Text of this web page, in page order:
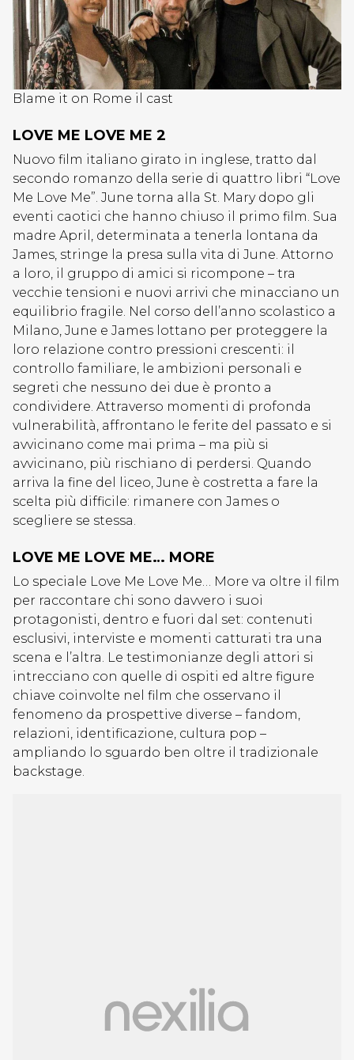
Blame it on Rome il cast
LOVE ME LOVE ME 2
Nuovo film italiano girato in inglese, tratto dal
secondo romanzo della serie di quattro libri “Love
Me Love Me”. June torna alla St. Mary dopo gli
eventi caotici che hanno chiuso il primo film. Sua
madre April, determinata a tenerla lontana da
James, stringe la presa sulla vita di June. Attorno
a loro, il gruppo di amici si ricompone – tra
vecchie tensioni e nuovi arrivi che minacciano un
equilibrio fragile. Nel corso dell’anno scolastico a
Milano, June e James lottano per proteggere la
loro relazione contro pressioni crescenti: il
controllo familiare, le ambizioni personali e
segreti che nessuno dei due è pronto a
condividere. Attraverso momenti di profonda
vulnerabilità, affrontano le ferite del passato e si
avvicinano come mai prima – ma più si
avvicinano, più rischiano di perdersi. Quando
arriva la fine del liceo, June è costretta a fare la
scelta più difficile: rimanere con James o
scegliere se stessa.
LOVE ME LOVE ME… MORE
Lo speciale Love Me Love Me… More va oltre il film
per raccontare chi sono davvero i suoi
protagonisti, dentro e fuori dal set: contenuti
esclusivi, interviste e momenti catturati tra una
scena e l’altra. Le testimonianze degli attori si
intrecciano con quelle di ospiti ed altre figure
chiave coinvolte nel film che osservano il
fenomeno da prospettive diverse – fandom,
relazioni, identificazione, cultura pop –
ampliando lo sguardo ben oltre il tradizionale
backstage.